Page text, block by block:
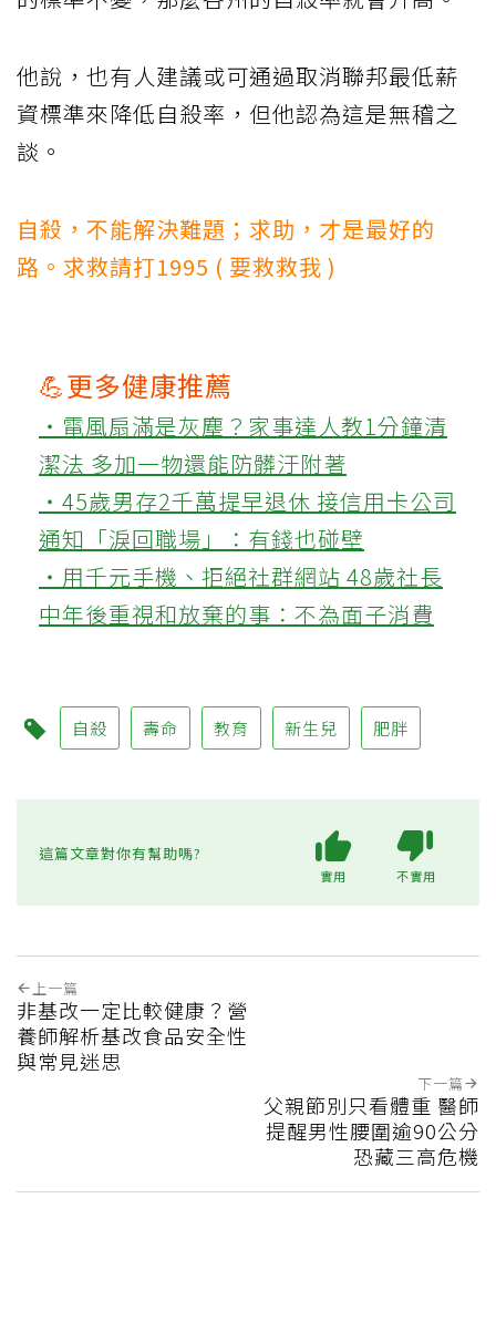
他說，也有人建議或可通過取消聯邦最低薪
資標準來降低自殺率，但他認為這是無稽之
談。
自殺，不能解決難題；求助，才是最好的
路。求救請打1995 ( 要救救我 )
💪更多健康推薦
‧電風扇滿是灰塵？家事達人教1分鐘清
潔法 多加一物還能防髒汙附著
‧45歲男存2千萬提早退休 接信用卡公司
通知「淚回職場」：有錢也碰壁
‧用千元手機、拒絕社群網站 48歲社長
中年後重視和放棄的事：不為面子消費
自殺 壽命 教育 新生兒 肥胖
這篇文章對你有幫助嗎?
實用 不實用
上一篇
非基改一定比較健康？營
養師解析基改食品安全性
與常見迷思
下一篇
父親節別只看體重 醫師
提醒男性腰圍逾90公分
恐藏三高危機